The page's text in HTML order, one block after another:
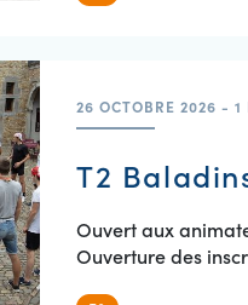
26 OCTOBRE 2026 - 1
T2
Ouvert aux
Ouverture des